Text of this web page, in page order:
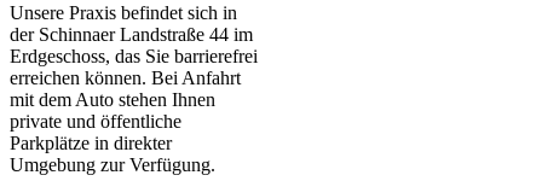
Unsere Praxis befindet sich in
der Schinnaer Landstraße 44 im
Erdgeschoss, das Sie barrierefrei
erreichen können. Bei Anfahrt
mit dem Auto stehen Ihnen
private und öffentliche
Parkplätze in direkter
Umgebung zur Verfügung.